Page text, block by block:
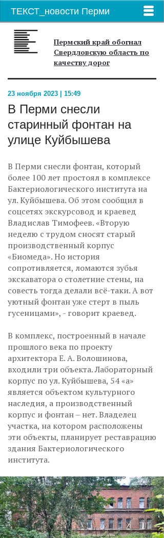
ТЕКСТ_новости Перми
Пермский край обогнал
Свердловскую область по
качеству дорог
23 ноября 2023 | 15:49
В Перми снесли
старинный фонтан на
улице Куйбышева
В Перми снесли фонтан, который
более 100 лет простоял в комплексе
Бактериологического института на
ул. Куйбышева. Об этом сообщил в
соцсетях экскурсовод и краевед
Владислав Тимофеев. «Вторую
неделю с трудом сносят старый
производственный корпус
«Биомеда». Но история
сопротивляется, ломаются зубья
экскаватора о столетние стены, на
совесть тогда делали всё-таки. А вот
уютный фонтан уже стерт в пыль
гусеницами», - говорит краевед.
В комплекс, построенный в начале
прошлого века по проекту
архитектора Е. А. Волошинова,
входили три объекта. Лабораторный
корпус по ул. Куйбышева, 54 «а»
является объектом культурного
наследия, а производственный
корпус и фонтан – нет. Владелец
участка, на котором расположены
эти объекты, планирует реставрацию
здания Бактериологического
института.